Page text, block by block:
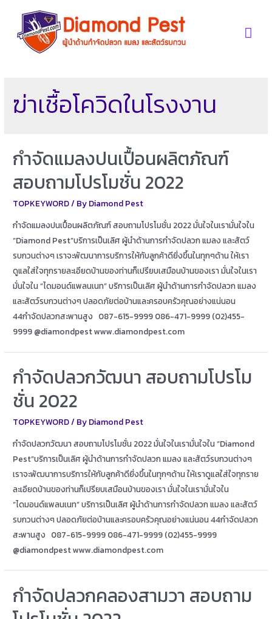
content
ฆ่าเชื้อโควิดในโรงงาน
กำจัดแมลงปนเปื้อนผลิตภัณฑ์
สอบถามโปรโมชั่น 2022
TOPKEYWORD/ By Diamond Pest
กำจัดแมลงปนเปื้อนผลิตภัณฑ์ สอบถามโปรโมชั่น 2022 มั่นใจในเรามั่นใจใน
“Diamond Pest”บริการเป็นเลิศ ผู้นำด้านการกำจัดปลวก แมลง และสัตว์
รบกวนต่างๆ เราจะพัฒนาการบริการให้กับลูกค้าดียิ่งขึ้นในทุกๆด้าน ให้เรา
ดูแลใส่ใจทุกรายละเอียดบ้านของท่านก็เปรียบเสมือนบ้านของเรา มั่นใจในเรา
มั่นใจใน “ไดมอนด์แพลนเนท” บริการเป็นเลิศ ผู้นำด้านการกำจัดปลวก แมลง
และสัตว์รบกวนต่างๆ ปลอดภัยต่อบ้านและครอบครัวคุณอย่างแน่นอน
44กำจัดปลวกสะพานสูง 087-615-9999 086-471-9999 (02)455-
9999 @diamondpest www.diamondpest.com
กำจัดปลวกวัฒนา สอบถามโปรโม
ชั่น 2022
TOPKEYWORD/ By Diamond Pest
กำจัดปลวกวัฒนา สอบถามโปรโมชั่น 2022 มั่นใจในเรามั่นใจใน “Diamond
Pest”บริการเป็นเลิศ ผู้นำด้านการกำจัดปลวก แมลง และสัตว์รบกวนต่างๆ
เราจะพัฒนาการบริการให้กับลูกค้าดียิ่งขึ้นในทุกๆด้าน ให้เราดูแลใส่ใจทุกราย
ละเอียดบ้านของท่านก็เปรียบเสมือนบ้านของเรา มั่นใจในเรามั่นใจใน
“ไดมอนด์แพลนเนท” บริการเป็นเลิศ ผู้นำด้านการกำจัดปลวก แมลง และสัตว์
รบกวนต่างๆ ปลอดภัยต่อบ้านและครอบครัวคุณอย่างแน่นอน 44กำจัดปลวก
สะพานสูง 087-615-9999 086-471-9999 (02)455-9999
@diamondpest www.diamondpest.com
กำจัดปลวกคลองสามวา สอบถาม